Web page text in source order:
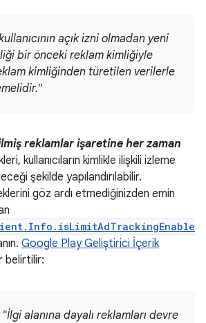
açık izni olmadan yeni
bir önceki reklam kimliğiyle
kimliğinden türetilen verilerle
reklamlar işaretine her zaman
kullanıcıların kimlikle ilişkili izleme
şekilde yapılandırılabilir.
göz ardı etmediğinizden emin
Google Play Geliştirici İçerik
belirtilir:
"İlgi alanına dayalı reklamları devre